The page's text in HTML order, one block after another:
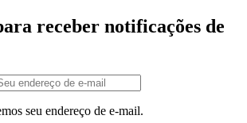
receber notificações de
seu endereço de e-mail.